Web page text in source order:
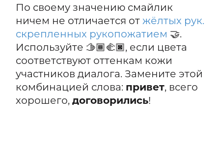
По своему значению смайлик
ничем не отличается от жёлтых рук.
скрепленных рукопожатием 🤝.
Используйте 🫱🏾‍🫲🏿, если цвета
соответствуют оттенкам кожи
участников диалога. Замените этой
комбинацией слова: привет, всего
хорошего, договорились!